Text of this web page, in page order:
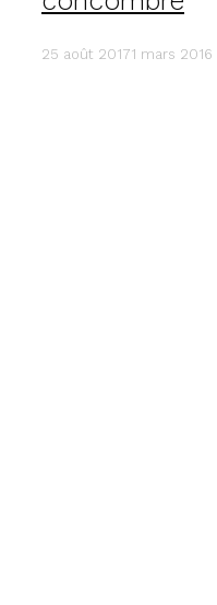
25 août 20171 mars 2016